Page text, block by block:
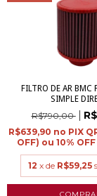
FILTRO DE AR BMC
SIMPLE
R$790,00
R$639,90
12 x de R$59,25